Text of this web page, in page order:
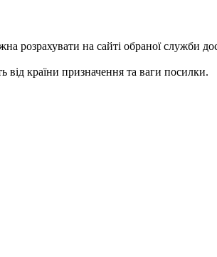
розрахувати на сайті обраної служби
країни призначення та ваги посилки.